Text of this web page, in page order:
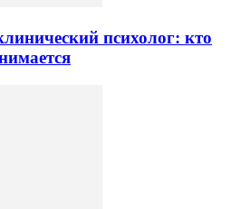
психолог: кто